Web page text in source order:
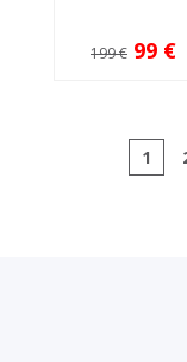
199 € 99 €
1